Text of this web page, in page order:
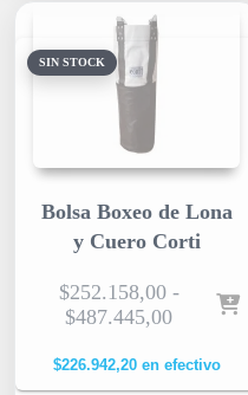
SIN STOCK
Bolsa Boxeo de Lona
y Cuero Corti
$252.158,00 -
$487.445,00
$226.942,20en efectivo